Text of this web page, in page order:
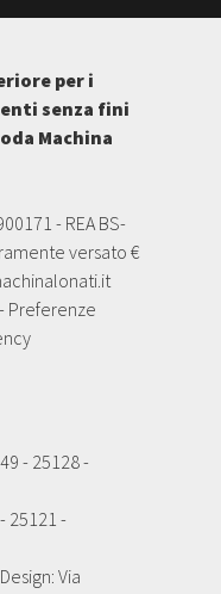
per i
senza fini
Machina
- REA BS-
versato €
- Preferenze
- 25128 -
25121 -
Via